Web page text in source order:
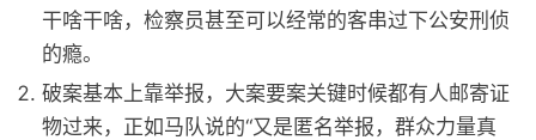
干啥干啥，检察员甚至可以经常的客串过下公安刑侦
的瘾。
破案基本上靠举报，大案要案关键时候都有人邮寄证
物过来，正如马队说的“又是匿名举报，群众力量真